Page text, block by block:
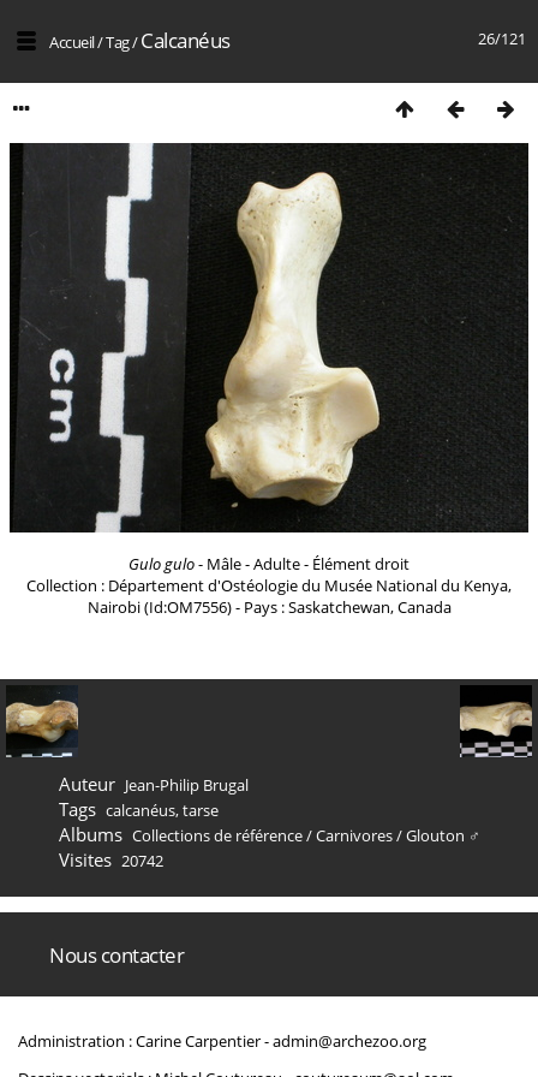
26/121
Accueil/Tag/Calcanéus
Gulo gulo- Mâle - Adulte - Élément droit
Collection : Département d'Ostéologie du Musée National du Kenya,
Nairobi (Id:OM7556) - Pays : Saskatchewan, Canada
Auteur Jean-Philip Brugal
Tags calcanéus,tarse
Albums Collections de référence/Carnivores/Glouton ♂
Visites 20742
Nous contacter
Administration : Carine Carpentier -admin@archezoo.org